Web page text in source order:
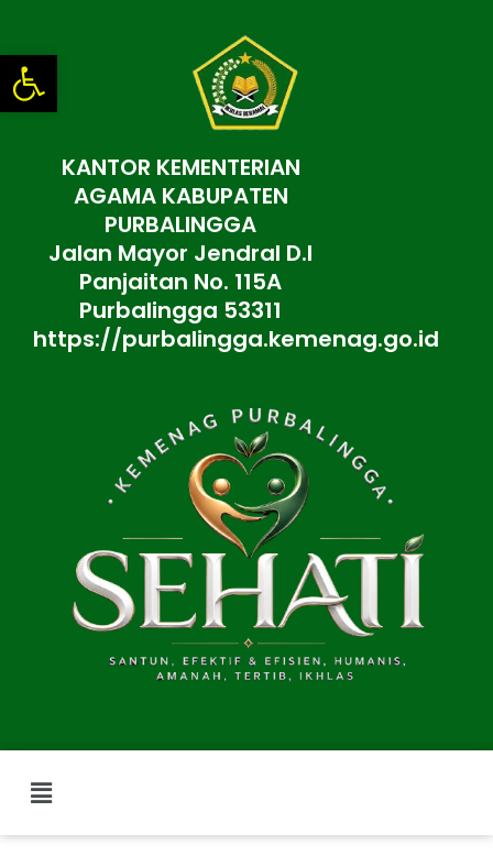
Open toolbar
konten
KANTOR KEMENTERIAN
AGAMA KABUPATEN
PURBALINGGA
Jalan Mayor Jendral D.I
Panjaitan No. 115A
Purbalingga 53311
https://purbalingga.kemenag.go.id
Menu